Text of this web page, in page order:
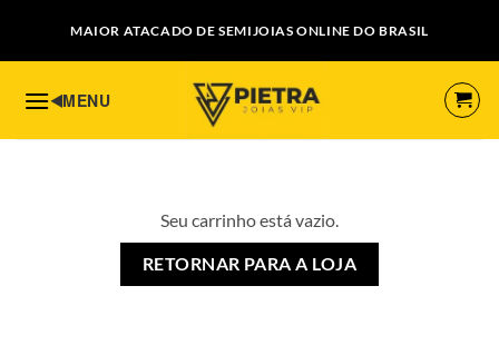
content
MAIOR ATACADO DE SEMIJOIAS ONLINE DO BRASIL
Seu carrinho está vazio.
RETORNAR PARA A LOJA